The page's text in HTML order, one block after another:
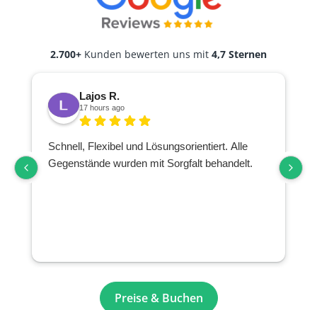
2.700+ Kunden bewerten uns mit 4,7 Sternen
Lajos R.
17 hours ago
Schnell, Flexibel und Lösungsorientiert. Alle
Gegenstände wurden mit Sorgfalt behandelt.
Preise & Buchen